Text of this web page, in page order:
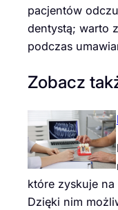
pacjentów
dentystą; warto
podczas
Zobacz
które zyskuje
Dzięki nim